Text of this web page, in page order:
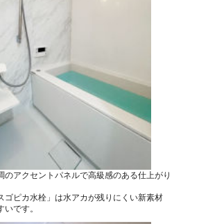
のアクセントパネルで高級感のある仕上がり
ゴピカ水栓」は水アカが残りにくい新素材
です。